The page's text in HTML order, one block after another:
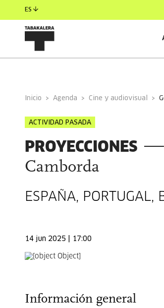
ES
Inicio Agenda Cine y audiovisual
ACTIVIDAD PASADA
PROYECCIONES
Camborda
ESPAÑA, PORTUGAL,
14 jun 2025 | 17:00
Información general